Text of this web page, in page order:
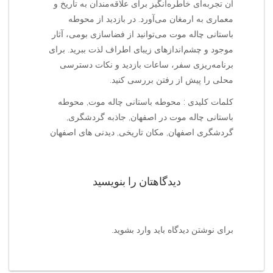
آن تجربه‌ای خاطره‌انگیز برای علاقه‌مندان به تاریخ و
معماری به ارمغان می‌آورد. در بازدید از محوطه
باستانی چاله موت می‌توانید از فضاسازی بومی، آثار
موجود و چشم‌اندازهای زیبای اطراف لذت ببرید. برای
برنامه‌ریزی سفر، ساعات بازدید و نکات دسترسی
محلی را پیش از رفتن بررسی کنید.
کلمات کلیدی : محوطه باستانی چاله موت, محوطه
باستانی چاله موت در اصفهان, جاذبه گردشگری,
گردشگری اصفهان, مکان تاریخی, دیدنی های اصفهان
دیدگاهتان را بنویسید
برای نوشتن دیدگاه باید وارد بشوید